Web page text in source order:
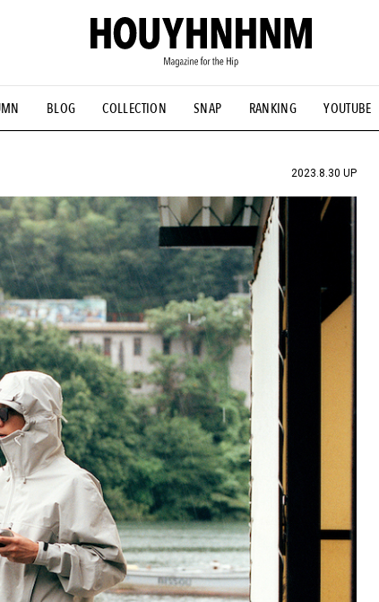
BLOG COLLECTION SNAP RANKING YOUTUBE
#古着サミット #NEW VINTAGE #マイナーグッド図鑑
#FOCUS IT #AH.H #ととけん #FASHION #MUSIC
2023.8.30 UP